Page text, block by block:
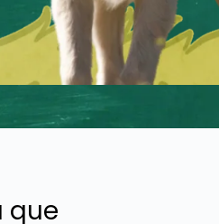
que